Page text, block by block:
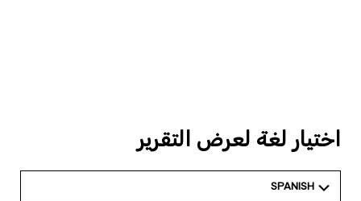
اختيار لغة لعرض التقرير
SPANISH